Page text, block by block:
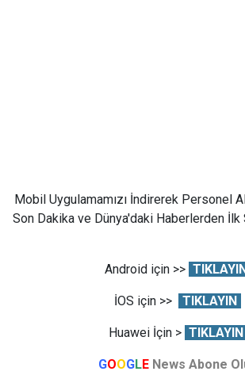
Mobil Uygulamamızı İndirerek Personel
Son Dakika ve Dünya'daki Haberlerden İlk
Android için >>
İOS için >> TIKLAYIN
Huawei İçin > TIKLAYIN
GOOGLE News Abone